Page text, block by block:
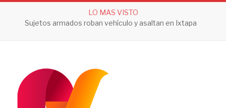
LO MAS VISTO
Sujetos armados roban vehículo y asaltan en Ixtapa